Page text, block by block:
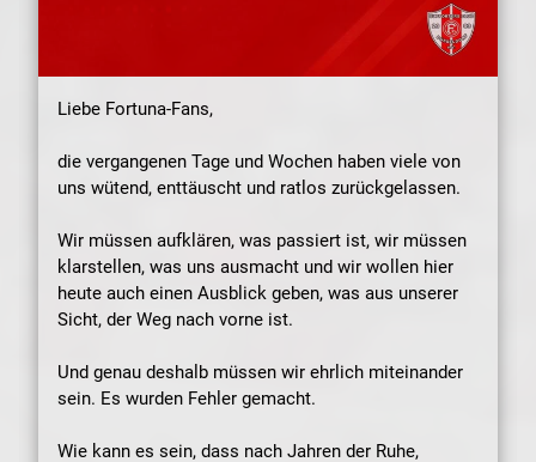
Liebe Fortuna-Fans,
die vergangenen Tage und Wochen haben viele von
uns wütend, enttäuscht und ratlos zurückgelassen.
Wir müssen aufklären, was passiert ist, wir müssen
klarstellen, was uns ausmacht und wir wollen hier
heute auch einen Ausblick geben, was aus unserer
Sicht, der Weg nach vorne ist.
Und genau deshalb müssen wir ehrlich miteinander
sein. Es wurden Fehler gemacht.
Wie kann es sein, dass nach Jahren der Ruhe,